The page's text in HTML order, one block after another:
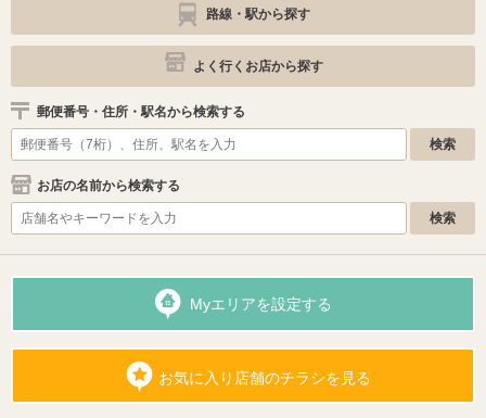
路線・駅から探す
よく行くお店から探す
郵便番号・住所・駅名から検索する
お店の名前から検索する
Myエリアを設定する
お気に入り店舗のチラシを見る